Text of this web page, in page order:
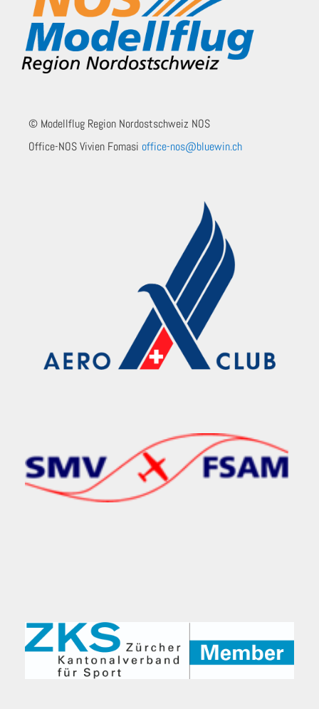
© Modellflug Region Nordostschweiz NOS
Office-NOS Vivien Fomasi office-nos@bluewin.ch